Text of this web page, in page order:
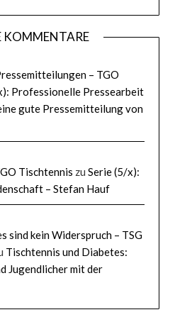
KOMMENTARE
– TGO
Professionelle Pressearbeit
gute Pressemitteilung von
Tischtennis zuSerie (5/x):
– Stefan Hauf
sind kein Widerspruch – TSG
Tischtennis und Diabetes:
Jugendlicher mit der